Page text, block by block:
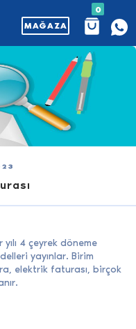
MAĞAZA
0
4 çeyrek döneme
yayınlar. Birim
elektrik faturası, birçok